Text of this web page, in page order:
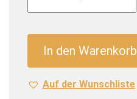
Lemon
Beutel)
Menge
In den Warenkorb
Auf der Wunschliste